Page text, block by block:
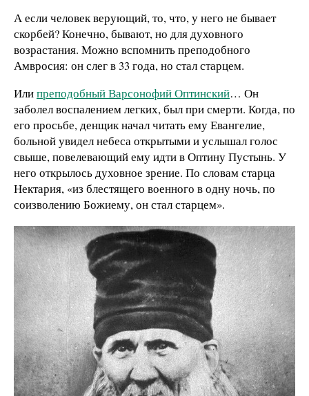
А если человек верующий, то, что, у него не бывает
скорбей? Конечно, бывают, но для духовного
возрастания. Можно вспомнить преподобного
Амвросия: он слег в 33 года, но стал старцем.
Илипреподобный Варсонофий Оптинский… Он
заболел воспалением легких, был при смерти. Когда, по
его просьбе, денщик начал читать ему Евангелие,
больной увидел небеса открытыми и услышал голос
свыше, повелевающий ему идти в Оптину Пустынь. У
него открылось духовное зрение. По словам старца
Нектария, «из блестящего военного в одну ночь, по
соизволению Божиему, он стал старцем».